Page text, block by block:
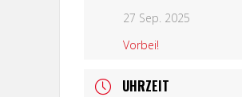
27 Sep. 2025
Vorbei!
UHRZEIT